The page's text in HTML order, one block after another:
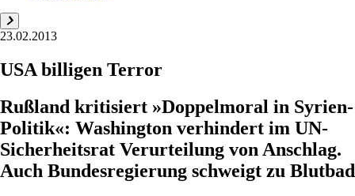
23.02.2013
USA billigen Terror
Rußland kritisiert »Doppelmoral in Syrien-
Politik«: Washington verhindert im UN-
Sicherheitsrat Verurteilung von Anschlag.
Auch Bundesregierung schweigt zu Blutbad